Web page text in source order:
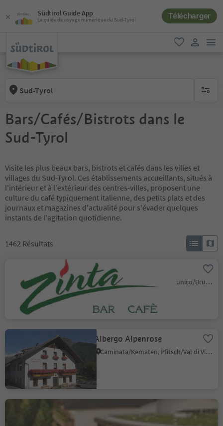
Südtirol Guide App
Le guide de voyage numérique du Sud-Tyrol Télécharger
favori
Sud-Tyrol aucun
Bars/Cafés/Bistrots dans le
Sud-Tyrol
Visite les plus beaux bars, bistrots et cafés dans les villes et
villages du Sud-Tyrol. Ces établissements accueillants, situés à
l'intérieur et à l'extérieur des centres-villes, proposent une
culture du café typiquement italienne, des petits plats et des
journaux et magazines d'actualité pour s'évader quelques
instants de l'agitation quotidienne.
1462 Résultats
Bar Cafè Zinta
S. Giorgio/St. Georgen - Brunico/Bruneck, Bruneck/Brunico, Dolomites Region Kronplatz/Plan de Corones
Albergo Alpenrose
Caminata/Kematen, Pfitsch/Val di Vizze, Sterzing/Vipiteno and environs
Ganis Resort - Restaurant